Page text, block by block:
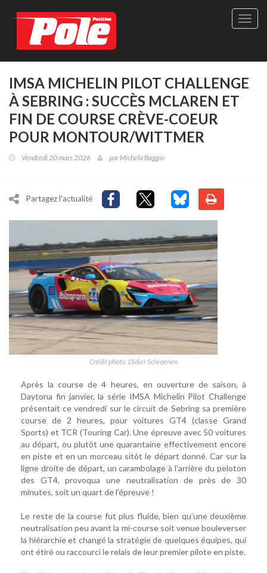
Site
-
IMSA MICHELIN PILOT CHALLENGE
À SEBRING : SUCCÈS MCLAREN ET
FIN DE COURSE CRÈVE-COEUR
POUR MONTOUR/WITTMER
Vendredi 20 mars 2026 parMichela Baggio
Partagez l'actualité
Crédit photo: Didier Schraenen
Après la course de 4 heures, en ouverture de saison, à
Daytona fin janvier, la série IMSA Michelin Pilot Challenge
présentait ce vendredi sur le circuit de Sebring sa première
course de 2 heures, pour voitures GT4 (classe Grand
Sports) et TCR (Touring Car). Une épreuve avec 50 voitures
au départ, ou plutôt une quarantaine effectivement encore
en piste et en un morceau sitôt le départ donné. Car sur la
ligne droite de départ, un carambolage à l’arrière du peloton
des GT4, provoqua une neutralisation de près de 30
minutes, soit un quart de l’épreuve !
Le reste de la course fut plus fluide, bien qu’une deuxième
neutralisation peu avant la mi-course soit venue bouleverser
la hiérarchie et changé la stratégie de quelques équipes, qui
ont étiré ou raccourci le relais de leur premier pilote en piste.